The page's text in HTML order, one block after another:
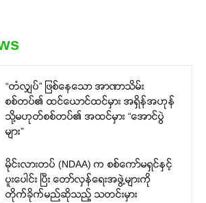
“တံလျှပ်” ဖြစ်နေသော အာဏာသိမ်း
စစ်တပ်၏ ထင်ယောင်ထင်မှား အရှိန်အဟုန်
သို့မဟုတ်စစ်တပ်၏ အထင်မှား “အောင်ပွဲ
များ”
မိုင်းလားတပ် (NDAA) က စစ်ကော်မရှင်နှင့်
ပူးပေါင်း ပြီး တော်လှန်ရေးအဖွဲ့များကို
တိုက်ခိုက်မည်ဆိုသည့် သတင်းမှား